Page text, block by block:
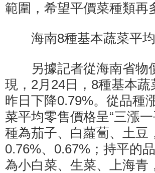
範圍，希望平價菜種類再
海南8種基本蔬菜平均
另據記者從海南省物
現，2月24日，8種基本
昨日下降0.79%。從品種
菜平均零售價格呈“三漲
種為茄子、白蘿蔔、土豆
0.76%、0.67%；持平的
為小白菜、生菜、上海青